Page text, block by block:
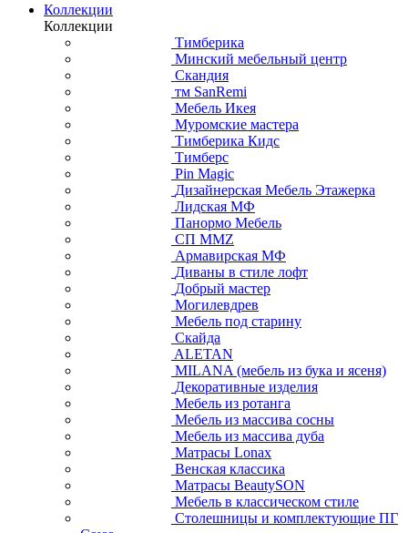
Коллекции
Коллекции
Тимберика
Минский мебельный центр
Скандия
тм SanRemi
Мебель Икея
Муромские мастера
Тимберика Кидс
Тимберс
Pin Magic
Дизайнерская Мебель Этажерка
Лидская МФ
Панормо Мебель
СП ММZ
Армавирская МФ
Диваны в стиле лофт
Добрый мастер
Могилевдрев
Мебель под старину
Скайда
ALETAN
MILANA (мебель из бука и ясеня)
Декоративные изделия
Мебель из ротанга
Мебель из массива сосны
Мебель из массива дуба
Матрасы Lonax
Венская классика
Матрасы BeautySON
Мебель в классическом стиле
Столешницы и комплектующие ПГ